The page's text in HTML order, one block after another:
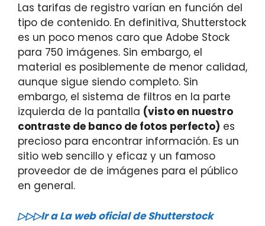
Las tarifas de registro varían en función del
tipo de contenido. En definitiva, Shutterstock
es un poco menos caro que Adobe Stock
para 750 imágenes. Sin embargo, el
material es posiblemente de menor calidad,
aunque sigue siendo completo. Sin
embargo, el sistema de filtros en la parte
izquierda de la pantalla (visto en nuestro
contraste de banco de fotos perfecto) es
precioso para encontrar información. Es un
sitio web sencillo y eficaz y un famoso
proveedor de de imágenes para el público
en general.
▷▷▷Ir a La web oficial de Shutterstock